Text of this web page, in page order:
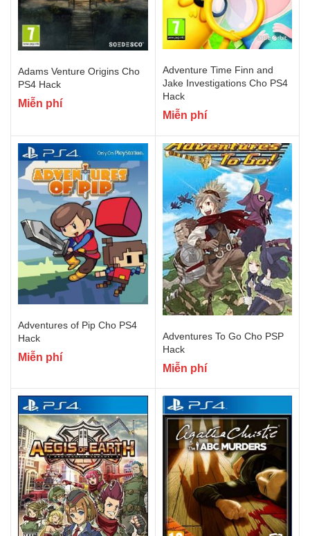
Adams Venture Origins Cho
PS4 Hack
Miễn phí
Adventure Time Finn and
Jake Investigations Cho PS4
Hack
Miễn phí
Adventures of Pip Cho PS4
Hack
Miễn phí
Adventures To Go Cho PSP
Hack
Miễn phí